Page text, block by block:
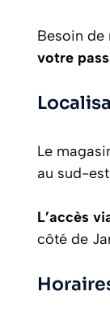
Besoin de
votre
Le
au sud-est
L’accès
côté de